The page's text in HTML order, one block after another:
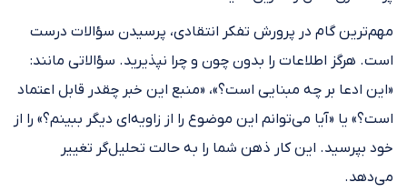
مهم‌ترین گام در پرورش تفکر انتقادی، پرسیدن سؤالات درست
است. هرگز اطلاعات را بدون چون و چرا نپذیرید. سؤالاتی مانند:
«این ادعا بر چه مبنایی است؟»، «منبع این خبر چقدر قابل اعتماد
است؟» یا «آیا می‌توانم این موضوع را از زاویه‌ای دیگر ببینم؟» را از
خود بپرسید. این کار ذهن شما را به حالت تحلیل‌گر تغییر
می‌دهد.